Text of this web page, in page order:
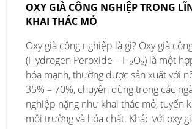
OXY GIÀ CÔNG NGHIỆP TRONG
KHAI THÁC MỎ
Oxy già công nghiệp là gì? Oxy già
(Hydrogen Peroxide – H₂O₂) là một
hóa mạnh, thường được sản xuất với
35% – 70%, chuyên dùng trong các
nghiệp nặng như khai thác mỏ, tuyển
môi trường và hóa chất. Khác với oxy